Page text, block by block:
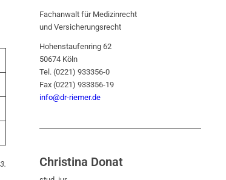
Fachanwalt für Medizinrecht
und Versicherungsrecht
Hohenstaufenring 62
50674 Köln
Tel. (0221) 933356-0
Fax (0221) 933356-19
info@dr-riemer.de
Christina Donat